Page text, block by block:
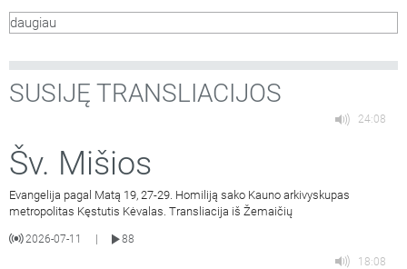
daugiau
SUSIJĘ TRANSLIACIJOS
24:08
Šv. Mišios
Evangelija pagal Matą 19, 27-29. Homiliją sako Kauno arkivyskupas
metropolitas Kęstutis Kėvalas. Transliacija iš Žemaičių
2026-07-11
88
18:08